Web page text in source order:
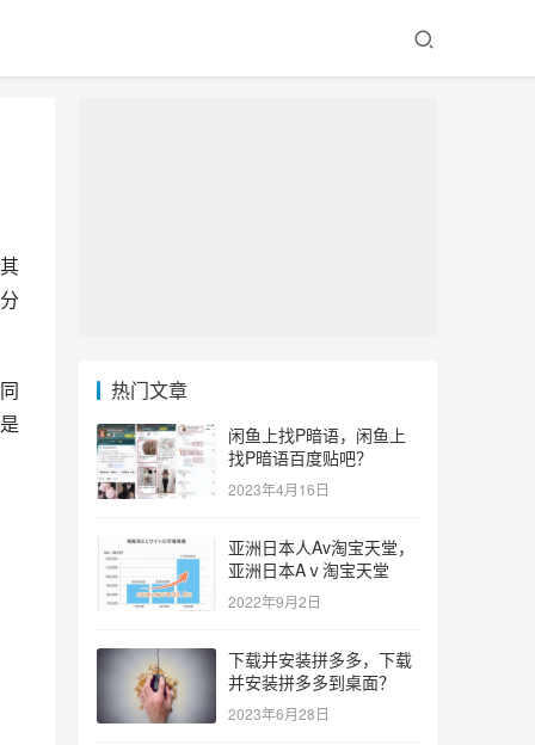
热门文章
闲鱼上找P暗语，闲鱼上
找P暗语百度贴吧？
2023年4月16日
亚洲日本人Av淘宝天堂，
亚洲日本Aⅴ淘宝天堂
2022年9月2日
下载并安装拼多多，下载
并安装拼多多到桌面？
2023年6月28日